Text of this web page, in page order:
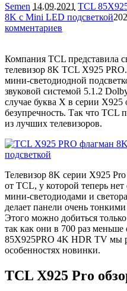
Semen 14.09.2021 TCL
8K с Mini LED подсветкой
комментариев
Компания TCL представила
телевизор 8K TCL X925
мини-светодиодной
звуковой системой 5.1.2
случае буква X в серии X925
безупречность. Так что TCL
из лучших телевизоров.
Телевизор 8K серии X925
от TCL, у которой теперь
мини-светодиодами и
делает панели очень
Этого можно добиться
так как они в 700 раз
85X925PRO 4K HDR TV мы
особенностях новинки.
TCL X925 Pro